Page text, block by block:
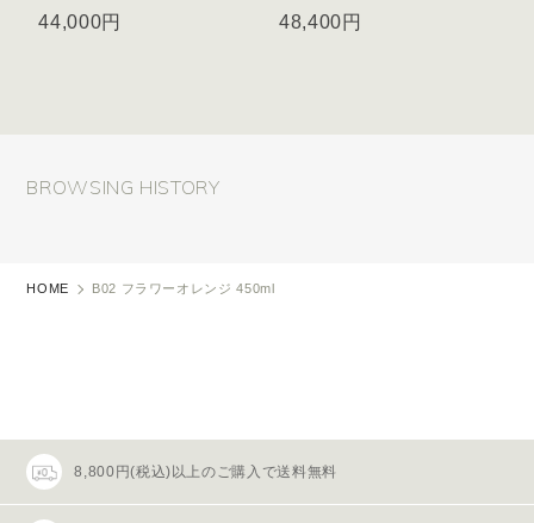
44,000円 48,400円
BROWSING HISTORY
HOME B02 フラワーオレンジ 450ml
8,800円(税込)以上のご購入で送料無料